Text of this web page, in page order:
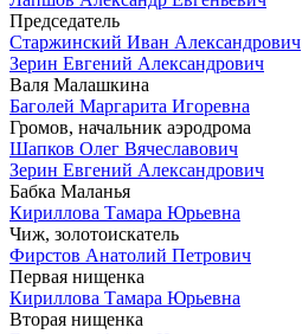
Председатель
Старжинский Иван Александрович
Зерин Евгений Александрович
Валя Малашкина
Баголей Маргарита Игоревна
Громов, начальник аэродрома
Шапков Олег Вячеславович
Зерин Евгений Александрович
Бабка Маланья
Кириллова Тамара Юрьевна
Чиж, золотоискатель
Фирстов Анатолий Петрович
Первая нищенка
Кириллова Тамара Юрьевна
Вторая нищенка